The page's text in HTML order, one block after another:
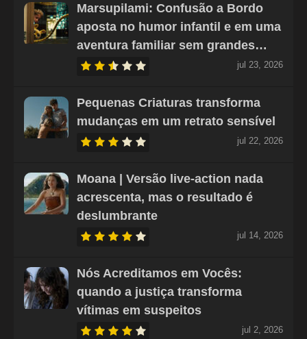
Marsupilami: Confusão a Bordo
aposta no humor infantil e em uma
aventura familiar sem grandes…
jul 23, 2026
Pequenas Criaturas transforma
mudanças em um retrato sensível
jul 22, 2026
Moana | Versão live-action nada
acrescenta, mas o resultado é
deslumbrante
jul 14, 2026
Nós Acreditamos em Vocês:
quando a justiça transforma
vítimas em suspeitos
jul 2, 2026